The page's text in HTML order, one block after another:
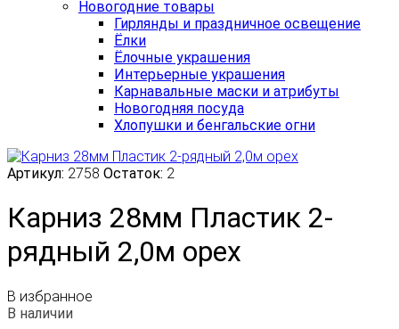
Новогодние товары
Гирлянды и праздничное освещение
Ёлки
Ёлочные украшения
Интерьерные украшения
Карнавальные маски и атрибуты
Новогодняя посуда
Хлопушки и бенгальские огни
Артикул: 2758 Остаток: 2
Карниз 28мм Пластик 2-
рядный 2,0м орех
В избранное
В наличии